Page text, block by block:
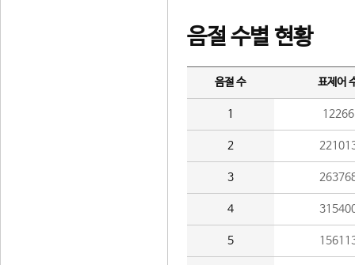
음절 수별 현황
음절 수 표제어
1 12266
2
3
4
5